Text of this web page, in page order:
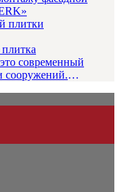
плитки
современный
сооружений.